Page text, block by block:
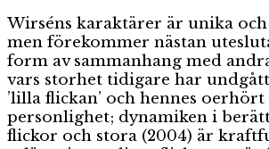
Wirséns karaktärer är unika
men förekommer nästan
form av sammanhang med
vars storhet tidigare har
’lilla flickan’ och hennes
personlighet; dynamiken i
flickor och stora (2004) är